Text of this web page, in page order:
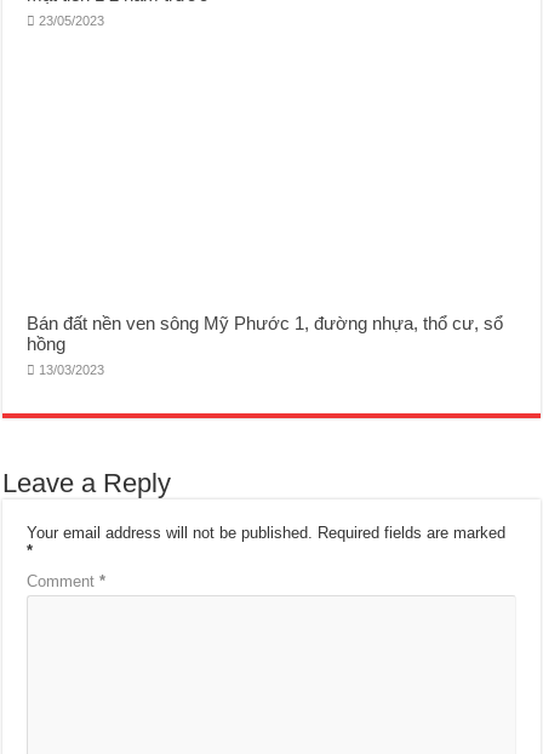
23/05/2023
Bán đất nền ven sông Mỹ Phước 1, đường nhựa, thổ cư, sổ
hồng
13/03/2023
Leave a Reply
Your email address will not be published. Required fields are marked
*
Comment*